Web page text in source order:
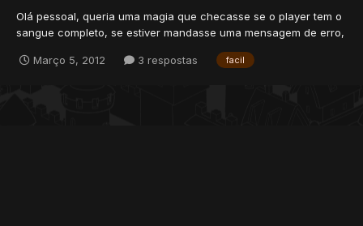
Olá pessoal, queria uma magia que checasse se o player tem o
sangue completo, se estiver mandasse uma mensagem de erro,
mas se o player tiver com o sangue menor do que o total
adicionasse o soma do Que ele tem menos o HIT que ele levou.
Março 5, 2012 3 respostas facil